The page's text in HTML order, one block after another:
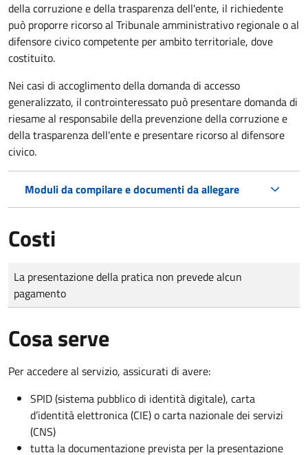
della corruzione e della trasparenza dell'ente, il richiedente
può proporre ricorso al Tribunale amministrativo regionale o al
difensore civico competente per ambito territoriale, dove
costituito.
Nei casi di accoglimento della domanda di accesso
generalizzato, il controinteressato può presentare domanda di
riesame al responsabile della prevenzione della corruzione e
della trasparenza dell'ente e presentare ricorso al difensore
civico.
Moduli da compilare e documenti da allegare
Costi
Tipo di pagamento
Importo
La presentazione della pratica non prevede alcun
pagamento
Cosa serve
Per accedere al servizio, assicurati di avere:
SPID (sistema pubblico di identità digitale), carta
d’identità elettronica (CIE) o carta nazionale dei servizi
(CNS)
tutta la documentazione prevista per la presentazione